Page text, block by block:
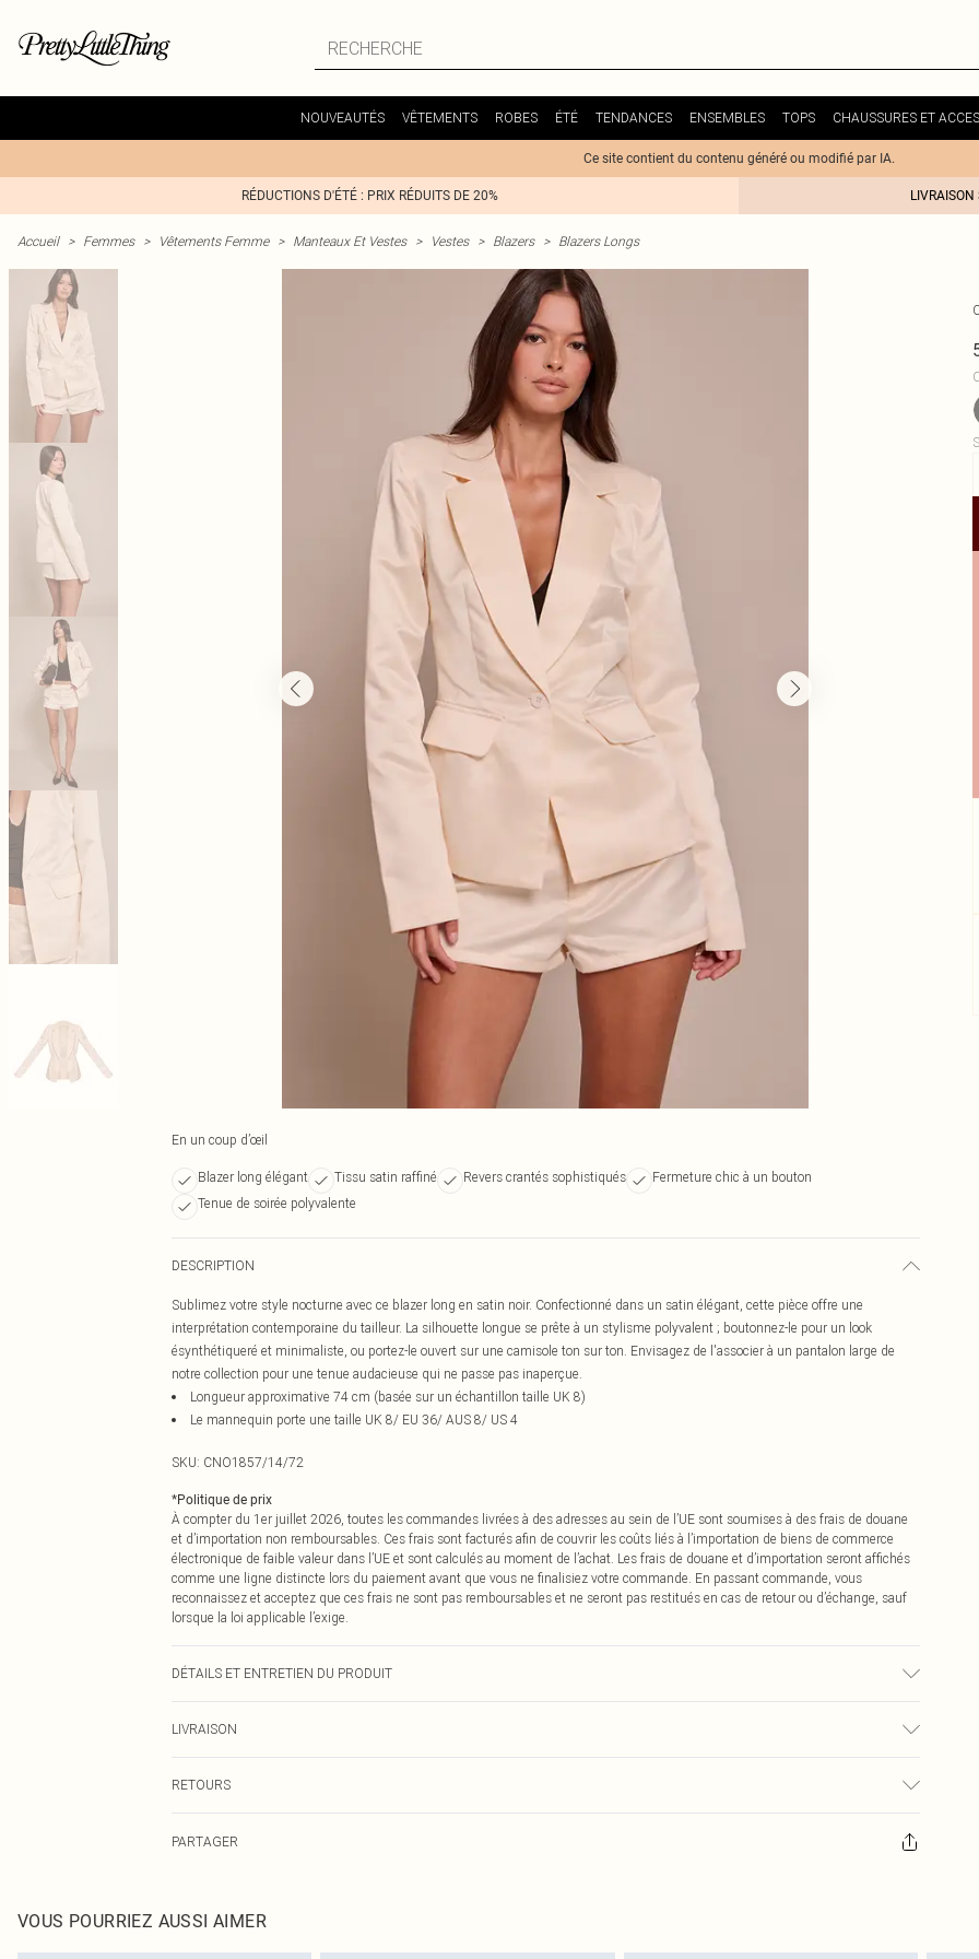
NOUVEAUTÉS VÊTEMENTS ROBES ÉTÉ TENDANCES ENSEMBLES TOPS CHAUSSURES ET
Ce site contient du contenu généré ou modifié par IA.
RÉDUCTIONS D'ÉTÉ : PRIX RÉDUITS DE 20%
Accueil > Femmes > Vêtements Femme > Manteaux Et Vestes > Vestes > Blazers > Blazers Longs
En un coup d’œil
Blazer long élégant Tissu satin raffiné Revers crantés sophistiqués
Fermeture chic à un bouton
Tenue de soirée polyvalente
DESCRIPTION
Sublimez votre style nocturne avec ce blazer long en satin noir. Confectionné dans un satin élégant, cette pièce offre une
interprétation contemporaine du tailleur. La silhouette longue se prête à un stylisme polyvalent ; boutonnez-le pour un look
ésynthétiqueré et minimaliste, ou portez-le ouvert sur une camisole ton sur ton. Envisagez de l'associer à un pantalon large de
notre collection pour une tenue audacieuse qui ne passe pas inaperçue.
Longueur approximative 74 cm (basée sur un échantillon taille UK 8)
Le mannequin porte une taille UK 8/ EU 36/ AUS 8/ US 4
SKU: CNO1857/14/72
*Politique de prix
À compter du 1er juillet 2026, toutes les commandes livrées à des adresses au sein de l’UE sont soumises à des frais de douane
et d’importation non remboursables. Ces frais sont facturés afin de couvrir les coûts liés à l’importation de biens de commerce
électronique de faible valeur dans l’UE et sont calculés au moment de l’achat. Les frais de douane et d’importation seront affichés
comme une ligne distincte lors du paiement avant que vous ne finalisiez votre commande. En passant commande, vous
reconnaissez et acceptez que ces frais ne sont pas remboursables et ne seront pas restitués en cas de retour ou d’échange, sauf
lorsque la loi applicable l’exige.
DÉTAILS ET ENTRETIEN DU PRODUIT
LIVRAISON
€7.99
RETOURS
Veuillez noter que nous ne pouvons pas rembourser les masques tendance, les cosmétiques, les bijoux pour piercings, les jouets
également être essayées en intérieur. Les articles pour la maison, y compris le linge de lit, les matelas, les surmatelas et les
PARTAGER
VOUS POURRIEZ AUSSI AIMER